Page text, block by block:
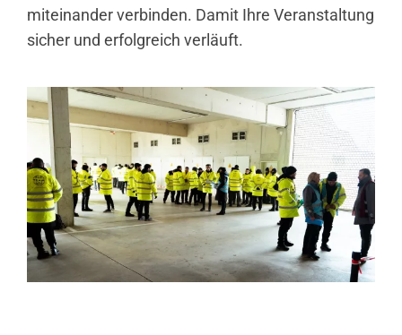
miteinander verbinden. Damit Ihre Veranstaltung
sicher und erfolgreich verläuft.